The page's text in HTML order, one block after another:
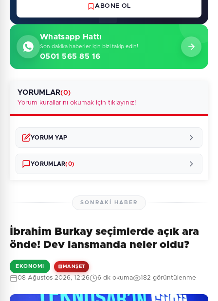
ABONE OL
Whatsapp Hattı
Son dakika haberler için bizi takip edin!
0501 565 85 16
YORUMLAR(0)
Yorum kurallarını okumak için tıklayınız!
YORUM YAP
Güvenlik Sorusu:
YORUMLAR(0)
Henüz yorum yapılmamış. İlk yorumu siz yapın!
SONRAKI HABER
İbrahim Burkay seçimlerde açık ara
önde! Dev lansmanda neler oldu?
EKONOMI MANŞET
08 Ağustos 2026, 12:26 6 dk okuma 182 görüntülenme